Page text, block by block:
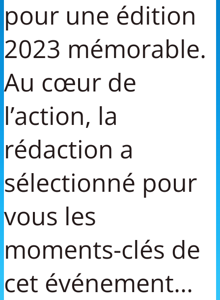
pour une édition
2023 mémorable.
Au cœur de
l’action, la
rédaction a
sélectionné pour
vous les
moments-clés de
cet événement...